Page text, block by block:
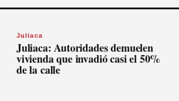
Juliaca
Juliaca: Autoridades demuelen
vivienda que invadió casi el 50%
de la calle